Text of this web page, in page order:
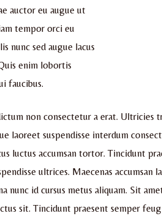
auctor eu augue ut
tempor orci eu
nunc sed augue lacus
enim lobortis
faucibus.
non consectetur a erat.
laoreet suspendisse interdum
luctus accumsan tortor. Tincidunt
ultrices. Maecenas
nunc id cursus metus aliquam. Sit
sit. Tincidunt praesent semper